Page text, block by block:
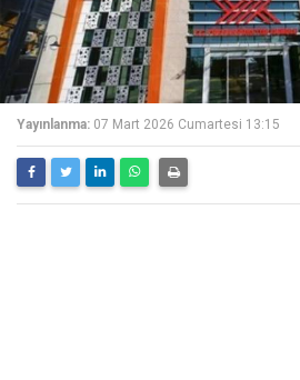
Yayınlanma: 07 Mart 2026 Cumartesi 13:15